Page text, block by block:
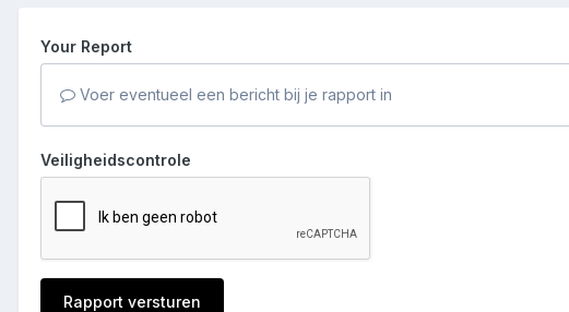
Your Report
Voer eventueel een bericht bij je rapport in
Veiligheidscontrole
Rapport versturen